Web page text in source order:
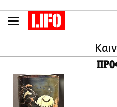
CULTURE
ΤΡΟΠΟΣ ΖΩΗΣ
PODCASTS